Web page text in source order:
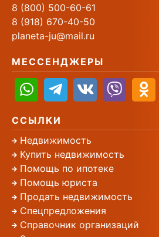
8 (800) 500-60-61
8 (918) 670-40-50
planeta-ju@mail.ru
МЕССЕНДЖЕРЫ
ССЫЛКИ
Недвижимость
Купить недвижимость
Помощь по ипотеке
Помощь юриста
Продать недвижимость
Спецпредложения
Справочник организаций